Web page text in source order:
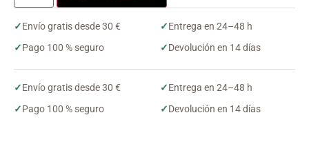
✓Envío gratis desde 30 € ✓Entrega en 24–48 h
✓Pago 100 % seguro ✓Devolución en 14 días
✓Envío gratis desde 30 € ✓Entrega en 24–48 h
✓Pago 100 % seguro ✓Devolución en 14 días